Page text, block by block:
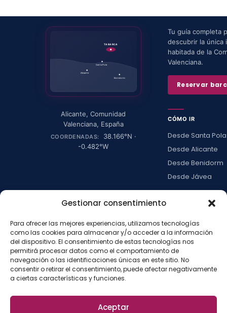
Gestionar consentimiento
Para ofrecer las mejores experiencias, utilizamos tecnologías
como las cookies para almacenar y/o acceder a la información
del dispositivo. El consentimiento de estas tecnologías nos
permitirá procesar datos como el comportamiento de
navegación o las identificaciones únicas en este sitio. No
consentir o retirar el consentimiento, puede afectar negativamente
a ciertas características y funciones.
Aceptar
TABARCA
Santa Pola
Alicante
Benidorm
Alicante,Comunidad
Valenciana, España
COORDENADAS: 38.166°N ·
-0.482°W
Tu guía completa
descubrir la única
habitada de la
Valenciana.
Reservar
CÓMO IR
Desde Santa Pola
Desde Alicante
Desde Benidorm
Desde Jávea
LA ISLA
Actividades
Blog
Con niños
Press kit